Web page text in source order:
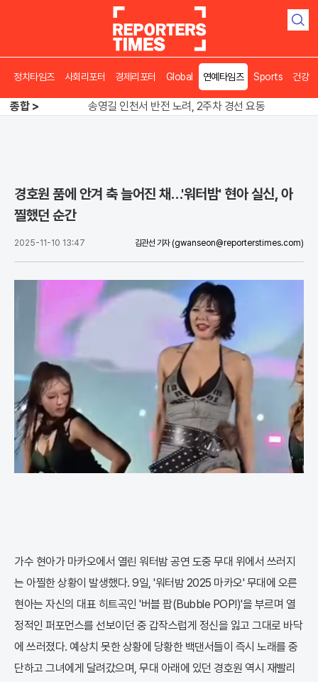
검
정치타임즈 사회리포터 경제리포터 Global 연예타임즈 Sports 건강
종합 >
송영길 인천서 반전 노려, 2주차 경선 요동
경호원 품에 안겨 축 늘어진 채…'워터밤' 현아 실신, 아
찔했던 순간
2025-11-10 13:47 김관선 기자 (gwanseon@reporterstimes.com)
가수 현아가 마카오에서 열린 워터밤 공연 도중 무대 위에서 쓰러지
는 아찔한 상황이 발생했다. 9일, '워터밤 2025 마카오' 무대에 오른
현아는 자신의 대표 히트곡인 '버블 팝(Bubble POP!)'을 부르며 열
정적인 퍼포먼스를 선보이던 중 갑작스럽게 정신을 잃고 그대로 바닥
에 쓰러졌다. 예상치 못한 상황에 당황한 백댄서들이 즉시 노래를 중
단하고 그녀에게 달려갔으며, 무대 아래에 있던 경호원 역시 재빨리